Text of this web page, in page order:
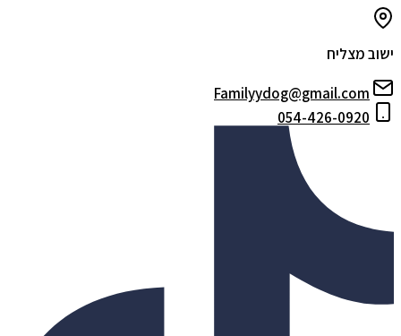
ישוב מצליח
Familyydog@gmail.com
054-426-0920